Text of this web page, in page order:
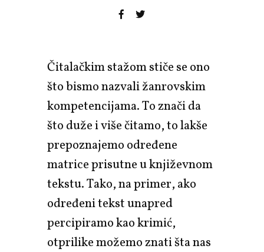
Čitalačkim stažom stiče se ono
što bismo nazvali žanrovskim
kompetencijama. To znači da
što duže i više čitamo, to lakše
prepoznajemo određene
matrice prisutne u književnom
tekstu. Tako, na primer, ako
određeni tekst unapred
percipiramo kao krimić,
otprilike možemo znati šta nas